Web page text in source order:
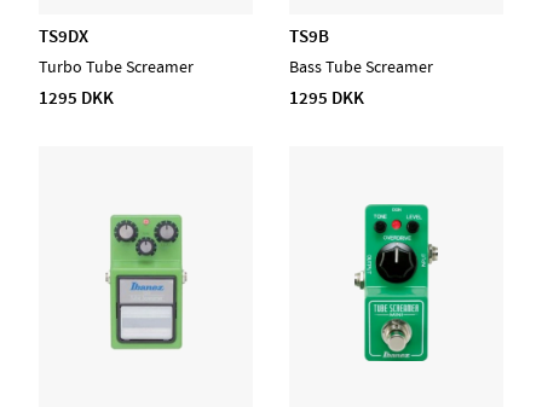
TS9DX
Turbo Tube Screamer
1295 DKK
TS9B
Bass Tube Screamer
1295 DKK